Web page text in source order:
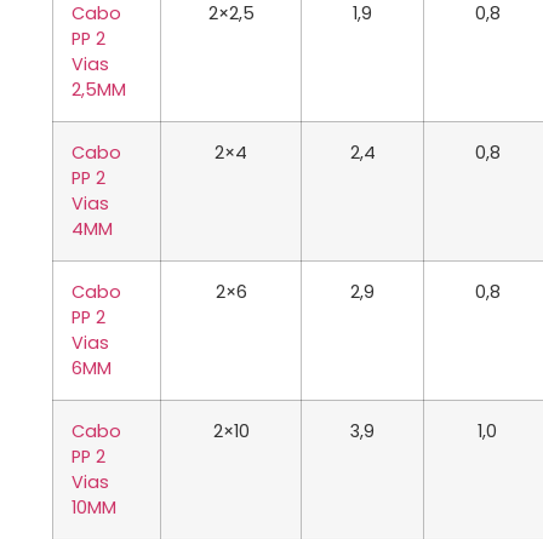
Cabo
PP 2
Vias
2,5MM
2×2,5 1,9 0,8
Cabo
PP 2
Vias
4MM
2×4 2,4 0,8
Cabo
PP 2
Vias
6MM
2×6 2,9 0,8
Cabo
PP 2
Vias
10MM
2×10 3,9 1,0